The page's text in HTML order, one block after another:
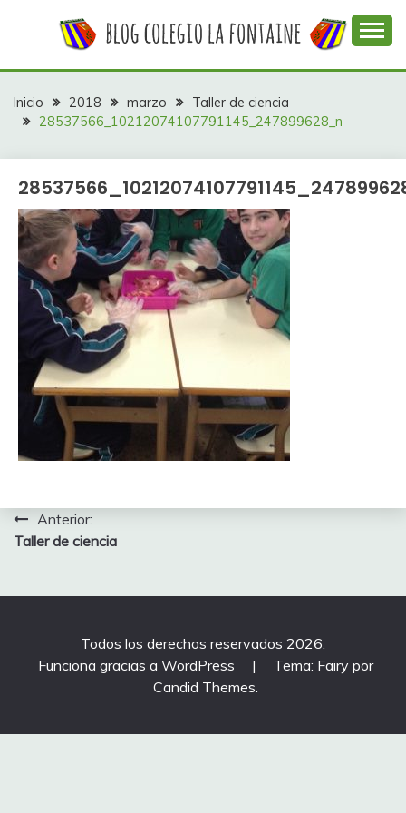
COLEGIO LA
FONTAINE
colegio La Fontaine
Inicio 2018 marzo
Taller de ciencia
28537566_10212074107791145_247899628_n
Navegación
de
entradas
Anterior:
Taller de ciencia
Todos los derechos reservados 2026.
Funciona gracias a WordPress
|
Tema: Fairy por
Candid Themes